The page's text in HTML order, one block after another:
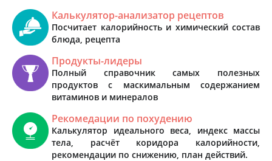
Калькулятор-анализатор рецептов
Посчитает калорийность и химический состав
блюда, рецепта
Продукты-лидеры
Полный справочник самых полезных
продуктов с маскимальным содержанием
витаминов и минералов
Рекомедации по похудению
Калькулятор идеального веса, индекс массы
тела, расчёт коридора калорийности,
рекомендации по снижению, план действий.